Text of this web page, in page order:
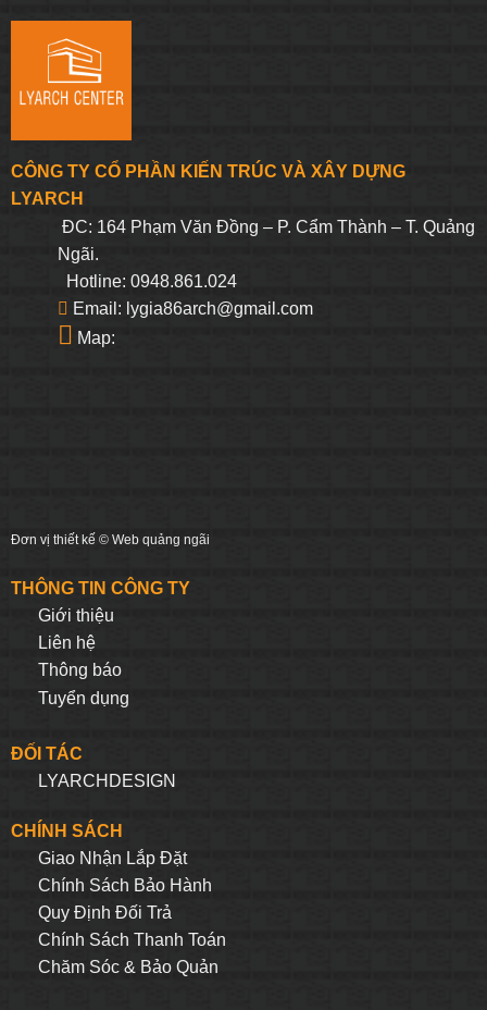
CÔNG TY CỔ PHẦN KIẾN TRÚC VÀ XÂY DỰNG
LYARCH
ĐC: 164 Phạm Văn Đồng – P. Cẩm Thành – T. Quảng
Ngãi.
Hotline: 0948.861.024
Email: lygia86arch@gmail.com
Map:
Đơn vị thiết kế © Web quảng ngãi
THÔNG TIN CÔNG TY
Giới thiệu
Liên hệ
Thông báo
Tuyển dụng
ĐỐI TÁC
LYARCHDESIGN
CHÍNH SÁCH
Giao Nhận Lắp Đặt
Chính Sách Bảo Hành
Quy Định Đối Trả
Chính Sách Thanh Toán
Chăm Sóc & Bảo Quản